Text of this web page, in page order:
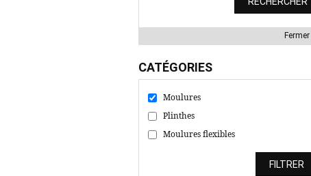
Fermer
CATÉGORIES
Moulures
Plinthes
Moulures flexibles